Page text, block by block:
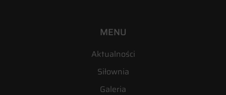
MENU
Aktualności
Siłownia
Galeria